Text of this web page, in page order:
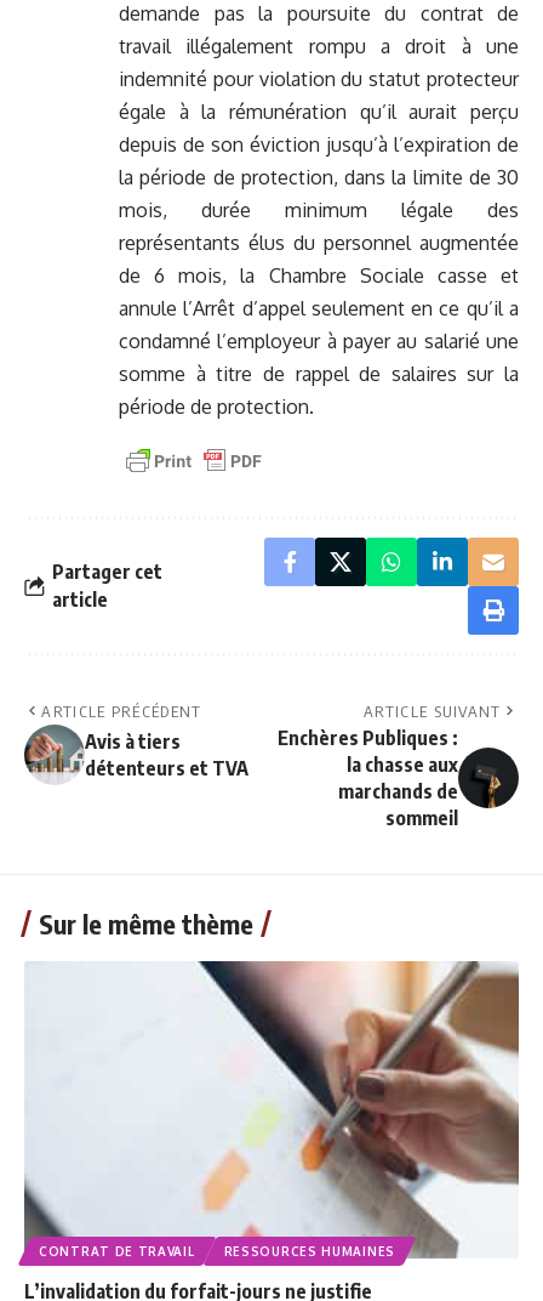
demande pas la poursuite du contrat de
travail illégalement rompu a droit à une
indemnité pour violation du statut protecteur
égale à la rémunération qu’il aurait perçu
depuis de son éviction jusqu’à l’expiration de
la période de protection, dans la limite de 30
mois, durée minimum légale des
représentants élus du personnel augmentée
de 6 mois, la Chambre Sociale casse et
annule l’Arrêt d’appel seulement en ce qu’il a
condamné l’employeur à payer au salarié une
somme à titre de rappel de salaires sur la
période de protection.
Partager cet
article
ARTICLE PRÉCÉDENT
Avis à tiers
détenteurs et TVA
ARTICLE SUIVANT
Enchères Publiques :
la chasse aux
marchands de
sommeil
Sur le même thème
CONTRAT DE TRAVAIL RESSOURCES HUMAINES
L’invalidation du forfait-jours ne justifie